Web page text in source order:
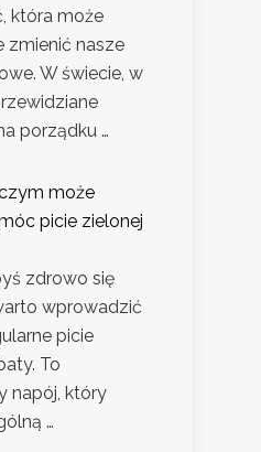
która może
zmienić nasze
W świecie, w
porządku …
może
picie zielonej
zdrowo się
wprowadzić
picie
To
napój, który
…